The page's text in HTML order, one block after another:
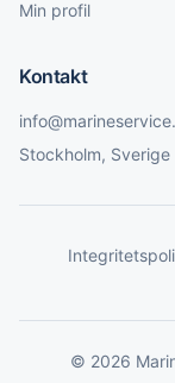
Min profil
Kontakt
Stockholm, Sverige
© 2026